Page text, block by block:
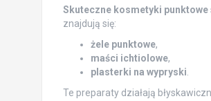
Skuteczne kosmetyki punktowe
znajdują się:
żele punktowe,
maści ichtiolowe,
plasterki na wypryski
Te preparaty działają